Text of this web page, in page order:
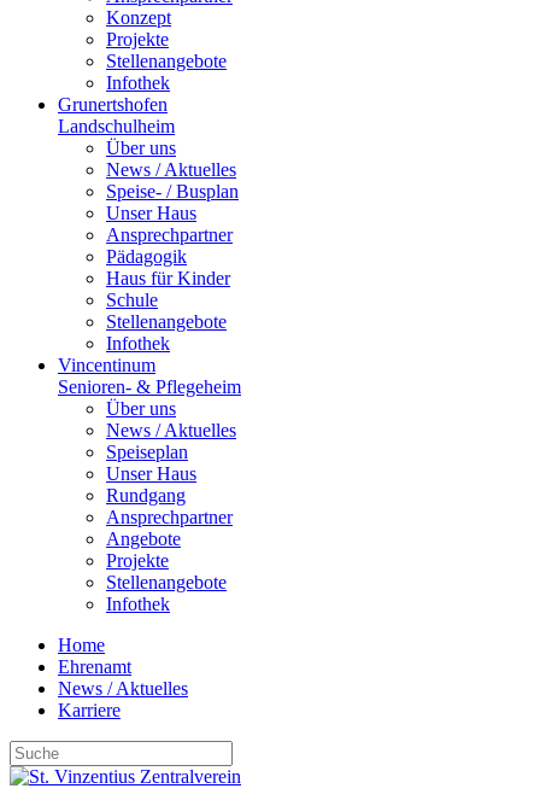
Konzept
Projekte
Stellenangebote
Infothek
Grunertshofen
Landschulheim
Über uns
News / Aktuelles
Speise- / Busplan
Unser Haus
Ansprechpartner
Pädagogik
Haus für Kinder
Schule
Stellenangebote
Infothek
Vincentinum
Senioren- & Pflegeheim
Über uns
News / Aktuelles
Speiseplan
Unser Haus
Rundgang
Ansprechpartner
Angebote
Projekte
Stellenangebote
Infothek
Home
Ehrenamt
News / Aktuelles
Karriere